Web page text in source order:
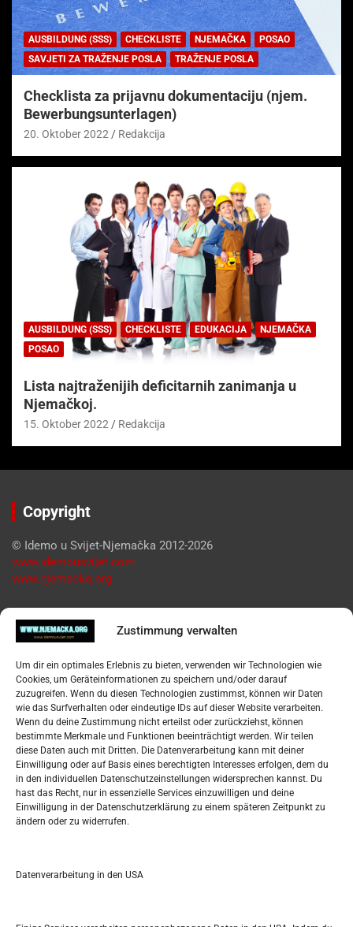
Zustimmung verwalten
Um dir ein optimales Erlebnis zu bieten, verwenden wir Technologien wie
Cookies, um Geräteinformationen zu speichern und/oder darauf
zuzugreifen. Wenn du diesen Technologien zustimmst, können wir Daten
wie das Surfverhalten oder eindeutige IDs auf dieser Website verarbeiten.
Wenn du deine Zustimmung nicht erteilst oder zurückziehst, können
bestimmte Merkmale und Funktionen beeinträchtigt werden. Wir teilen
diese Daten auch mit Dritten. Die Datenverarbeitung kann mit deiner
Einwilligung oder auf Basis eines berechtigten Interesses erfolgen, dem du
in den individuellen Datenschutzeinstellungen widersprechen kannst. Du
hast das Recht, nur in essenzielle Services einzuwilligen und deine
Einwilligung in der Datenschutzerklärung zu einem späteren Zeitpunkt zu
ändern oder zu widerrufen.
Datenverarbeitung in den USA
AUSBILDUNG (SSS) CHECKLISTE NJEMAČKA
POSAO
SAVJETI ZA TRAŽENJE POSLA
TRAŽENJE POSLA
Checklista za prijavnu dokumentaciju (njem.
Bewerbungsunterlagen)
20. Oktober 2022 Redakcija
AUSBILDUNG (SSS) CHECKLISTE EDUKACIJA
NJEMAČKA
POSAO
Lista najtraženijih deficitarnih zanimanja u
Njemačkoj.
15. Oktober 2022 Redakcija
Copyright
© Idemo u Svijet-Njemačka 2012-2026
www.idemousvijet.com
www.njemacka.org
Pregled
Datenschutzerklärung
Widerufsbelehrung
Oglašavanje / Postavite svoj oglas
Tko je “Idemo u Svijet – Njemačka?
Pretražite stranicu:
S